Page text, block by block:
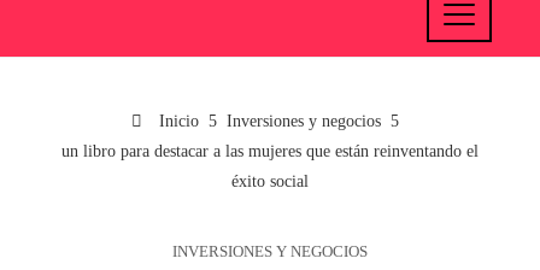
Inicio
Inversiones y negocios
un libro para destacar a las mujeres que están reinventando el
éxito social
INVERSIONES Y NEGOCIOS